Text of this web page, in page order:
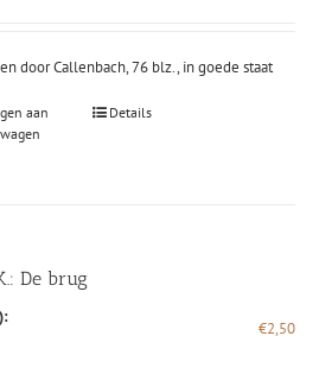
door Callenbach, 76 blz., in goede staat
aan
Details
De brug
€2,50